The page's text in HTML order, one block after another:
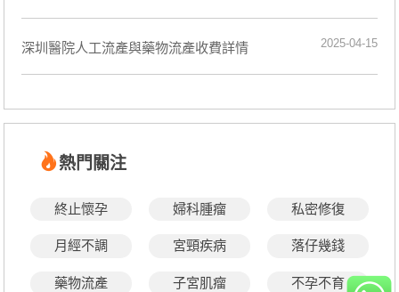
深圳醫院人工流產與藥物流產收費詳情 2025-04-15
熱門關注
終止懷孕 婦科腫瘤 私密修復
月經不調 宮頸疾病 落仔幾錢
藥物流產 子宮肌瘤 不孕不育